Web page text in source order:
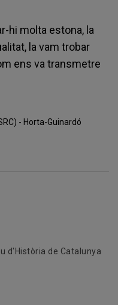
hi molta estona, la
la vam trobar
ens va transmetre
- Horta-Guinardó
d'Història de Catalunya